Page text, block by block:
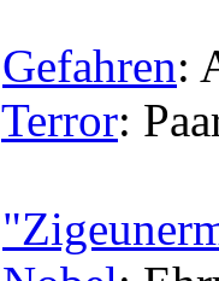
Gefahren:
Terror: